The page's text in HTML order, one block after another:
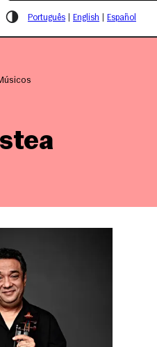
/governosp
Português English Español